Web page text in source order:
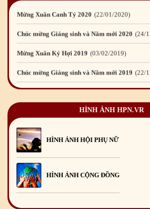
Chúc mừng Giáng sinh và Năm mới 2020
Mừng Xuân Kỷ Hợi 2019 03/02/2019
Chúc mừng Giáng sinh và Năm mới 2019
Mừng Xuân Bính Ngọ 2026 15 /02/2026
Chúc mừng Giáng sinh và Năm mới 2025 24/12
Mừng Xuân Giáp Thìn 2024
HÌNH ẢNH HPN.VR
HÌNH ẢNH HỘI PHỤ NỮ
HÌNH ẢNH CỘNG ĐỒNG